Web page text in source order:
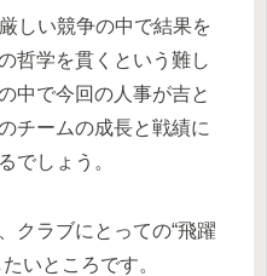
しい競争の中で結果を
哲学を貫くという難し
中で今回の人事が吉と
チームの成長と戦績に
でしょう。
クラブにとっての“飛躍
いところです。